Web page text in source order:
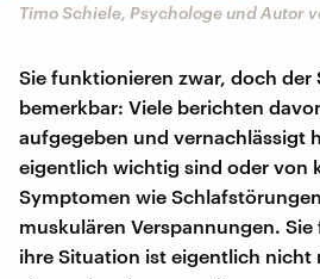
Timo Schiele, Psychologe und Autor
Sie funktionieren zwar, doch der
bemerkbar: Viele berichten
aufgegeben und vernachlässigt
eigentlich wichtig sind oder von
Symptomen wie
muskulären Verspannungen.
ihre Situation ist eigentlich nicht